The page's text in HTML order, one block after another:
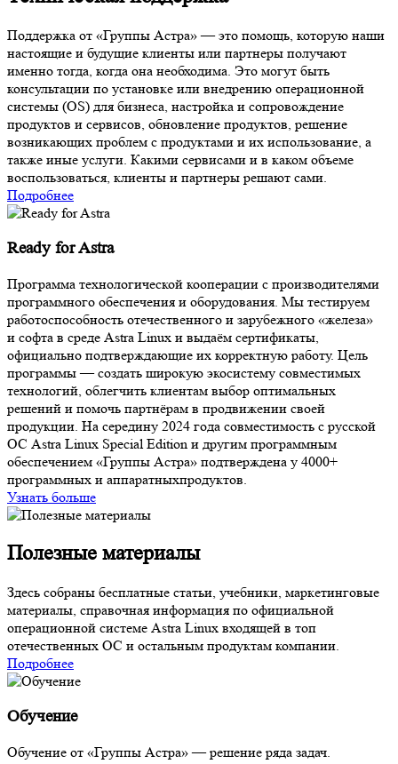
Поддержка от «Группы Астра» — это помощь, которую наши
настоящие и будущие клиенты или партнеры получают
именно тогда, когда она необходима. Это могут быть
консультации по установке или внедрению операционной
системы (OS) для бизнеса, настройка и сопровождение
продуктов и сервисов, обновление продуктов, решение
возникающих проблем с продуктами и их использование, а
также иные услуги. Какими сервисами и в каком объеме
воспользоваться, клиенты и партнеры решают сами.
Подробнее
Ready for Astra
Программа технологической кооперации с производителями
программного обеспечения и оборудования. Мы тестируем
работоспособность отечественного и зарубежного «железа»
и софта в среде Astra Linux и выдаём сертификаты,
официально подтверждающие их корректную работу. Цель
программы — создать широкую экосистему совместимых
технологий, облегчить клиентам выбор оптимальных
решений и помочь партнёрам в продвижении своей
продукции. На середину 2024 года совместимость с русской
ОС Astra Linux Special Edition и другим программным
обеспечением «Группы Астра» подтверждена у 4000+
программных и аппаратныхпродуктов.
Узнать больше
Полезные материалы
Здесь собраны бесплатные статьи, учебники, маркетинговые
материалы, справочная информация по официальной
операционной системе Astra Linux входящей в топ
отечественных ОС и остальным продуктам компании.
Подробнее
Обучение
Обучение от «Группы Астра» — решение ряда задач.